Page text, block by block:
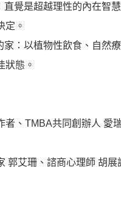
直覺是超越理性的內在智
定。
家：以植物性飲食、自然
狀態。
者、TMBA共同創辦人 愛
郭艾珊、諮商心理師 胡展